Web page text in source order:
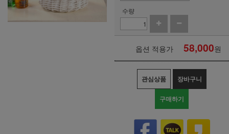
수량
옵션 적용가 58,000원
관심상품 장바구니
구매하기